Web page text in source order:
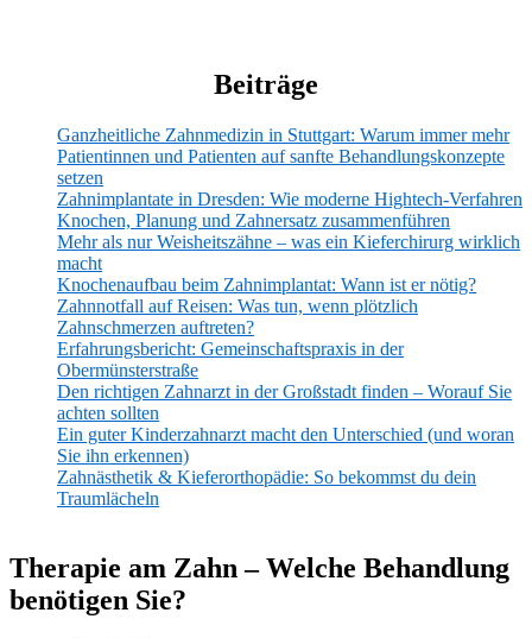
Beiträge
Ganzheitliche Zahnmedizin in Stuttgart: Warum immer mehr
Patientinnen und Patienten auf sanfte Behandlungskonzepte
setzen
Zahnimplantate in Dresden: Wie moderne Hightech-Verfahren
Knochen, Planung und Zahnersatz zusammenführen
Mehr als nur Weisheitszähne – was ein Kieferchirurg wirklich
macht
Knochenaufbau beim Zahnimplantat: Wann ist er nötig?
Zahnnotfall auf Reisen: Was tun, wenn plötzlich
Zahnschmerzen auftreten?
Erfahrungsbericht: Gemeinschaftspraxis in der
Obermünsterstraße
Den richtigen Zahnarzt in der Großstadt finden – Worauf Sie
achten sollten
Ein guter Kinderzahnarzt macht den Unterschied (und woran
Sie ihn erkennen)
Zahnästhetik & Kieferorthopädie: So bekommst du dein
Traumlächeln
Therapie am Zahn – Welche Behandlung
benötigen Sie?